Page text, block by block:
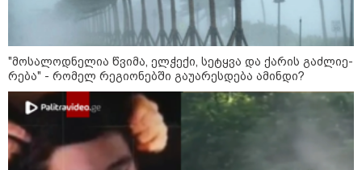
23:40 / 09-08-2026
კაცი, რომელმაც მდინარეში
დედა-შვილი გადაარჩინა და
თვითონ დინებამ გაიტაცა,
ცოცხალი იპოვეს
"მოსალოდნელია წვიმა, ელ­ჭე­ქი, სე­ტყვა და ქა­რის გაძ­ლი­ე­
რე­ბა" - რომელ რეგიონებში გაუარესდება ამინდი?